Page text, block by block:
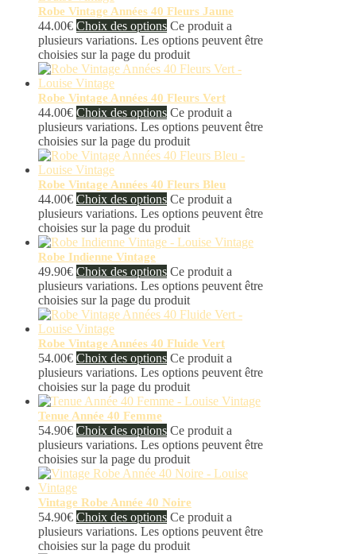
Robe Vintage Années 40 Fleurs Jaune
44.00€ Choix des options Ce produit a
plusieurs variations. Les options peuvent être
choisies sur la page du produit
Robe Vintage Années 40 Fleurs Vert
44.00€ Choix des options Ce produit a
plusieurs variations. Les options peuvent être
choisies sur la page du produit
Robe Vintage Années 40 Fleurs Bleu
44.00€ Choix des options Ce produit a
plusieurs variations. Les options peuvent être
choisies sur la page du produit
Robe Indienne Vintage
49.90€ Choix des options Ce produit a
plusieurs variations. Les options peuvent être
choisies sur la page du produit
Robe Vintage Années 40 Fluide Vert
54.00€ Choix des options Ce produit a
plusieurs variations. Les options peuvent être
choisies sur la page du produit
Tenue Année 40 Femme
54.90€ Choix des options Ce produit a
plusieurs variations. Les options peuvent être
choisies sur la page du produit
Vintage Robe Année 40 Noire
54.90€ Choix des options Ce produit a
plusieurs variations. Les options peuvent être
choisies sur la page du produit